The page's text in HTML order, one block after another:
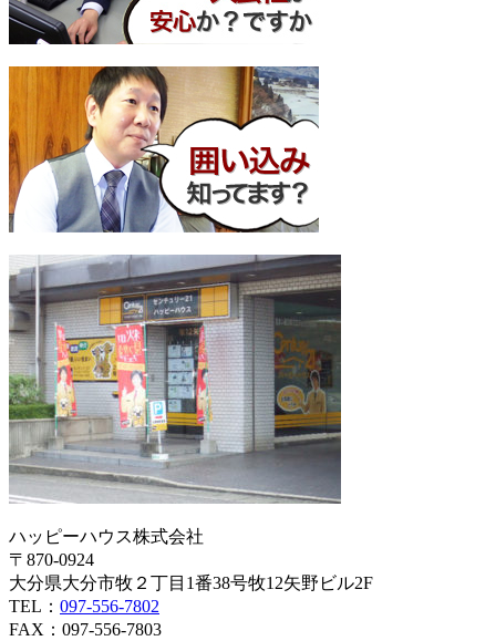
ハッピーハウス株式会社
〒870-0924
大分県大分市牧２丁目1番38号牧12矢野ビル2F
TEL： 097-556-7802
FAX：097-556-7803